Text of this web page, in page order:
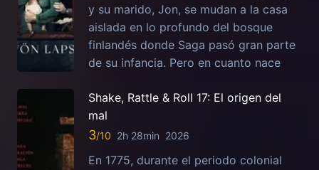
y su marido, Jon, se mudan a la casa
aislada en lo profundo del bosque
finlandés donde Saga pasó gran parte
de su infancia. Pero en cuanto nace
Shake, Rattle & Roll 17: El origen del
mal
3 2h 28min 2026
En 1775, durante el periodo colonial